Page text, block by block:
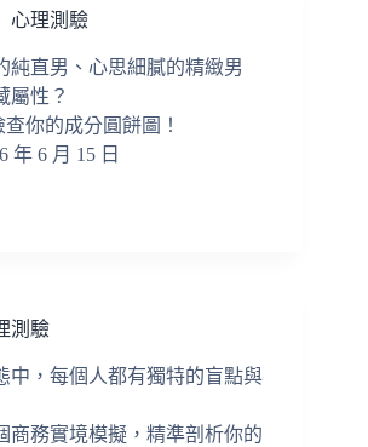
心理測驗
純直男、心思細膩的精緻男
屬性？
你的成分圓餅圖！
年 6 月 15 日
測驗
中，每個人都有獨特的盲點與
商務實境模擬，精準剖析你的